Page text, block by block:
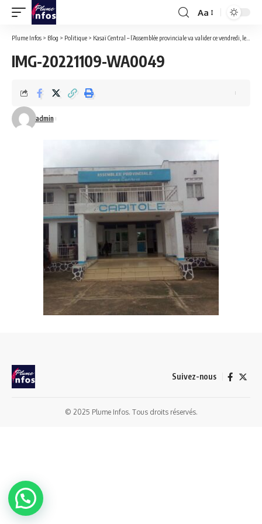
Font
Resizer
Aa
Plume Infos > Blog > Politique > Kasaï Central – l’Assemblée provinciale va valider ce vendredi, les suppléants des députés devenus ministres.
IMG-20221109-WA0049
admin
Suivez-nous
© 2025 Plume Infos. Tous droits réservés.